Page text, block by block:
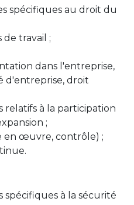
spécifiques au droit du
travail ;
dans l'entreprise,
d'entreprise, droit
à la participation
;
en œuvre, contrôle) ;
à la sécurité